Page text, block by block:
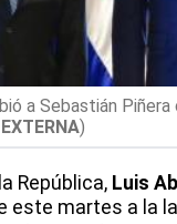
a Sebastián
)
República, Luis
este martes a la